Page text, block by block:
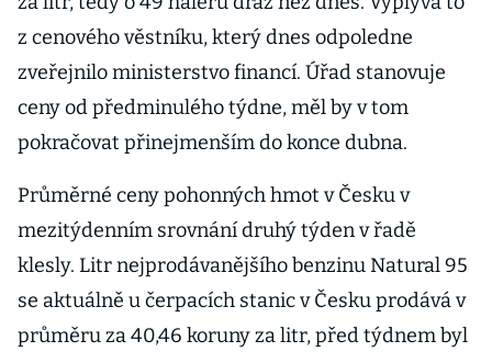
z cenového věstníku, který dnes odpoledne
zveřejnilo ministerstvo financí. Úřad stanovuje
ceny od předminulého týdne, měl by v tom
pokračovat přinejmenším do konce dubna.
Průměrné ceny pohonných hmot v Česku v
mezitýdenním srovnání druhý týden v řadě
klesly. Litr nejprodávanějšího benzinu Natural 95
se aktuálně u čerpacích stanic v Česku prodává v
průměru za 40,46 koruny za litr, před týdnem byl